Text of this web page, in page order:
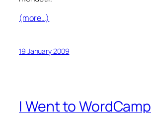
(more…)
19 January 2009
I Went to WordCamp